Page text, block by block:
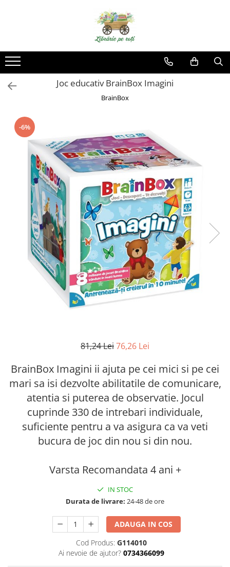
Joc educativ BrainBox Imagini
BrainBox
-6%
81,24 Lei76,26 Lei
BrainBox Imagini ii ajuta pe cei mici si pe cei
mari sa isi dezvolte abilitatile de comunicare,
atentia si puterea de observatie. Jocul
cuprinde 330 de intrebari individuale,
suficiente pentru a va asigura ca va veti
bucura de joc din nou si din nou.
Varsta Recomandata 4 ani +
IN STOC
Durata de livrare: 24-48 de ore
ADAUGA IN COS
Cod Produs: G114010
Ai nevoie de ajutor? 0734366099